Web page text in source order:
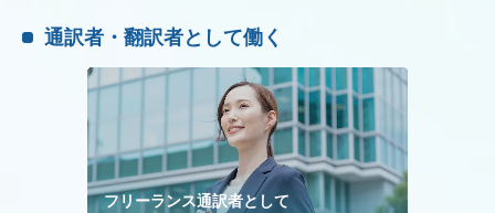
通訳者・翻訳者として働く
フリーランス通訳者として